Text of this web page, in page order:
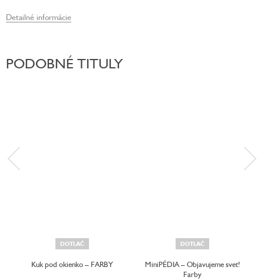
Detailné informácie
PODOBNÉ TITULY
DOTLAČ
Kuk pod okienko – FARBY
DOTLAČ
MiniPÉDIA – Objavujeme svet!
Farby